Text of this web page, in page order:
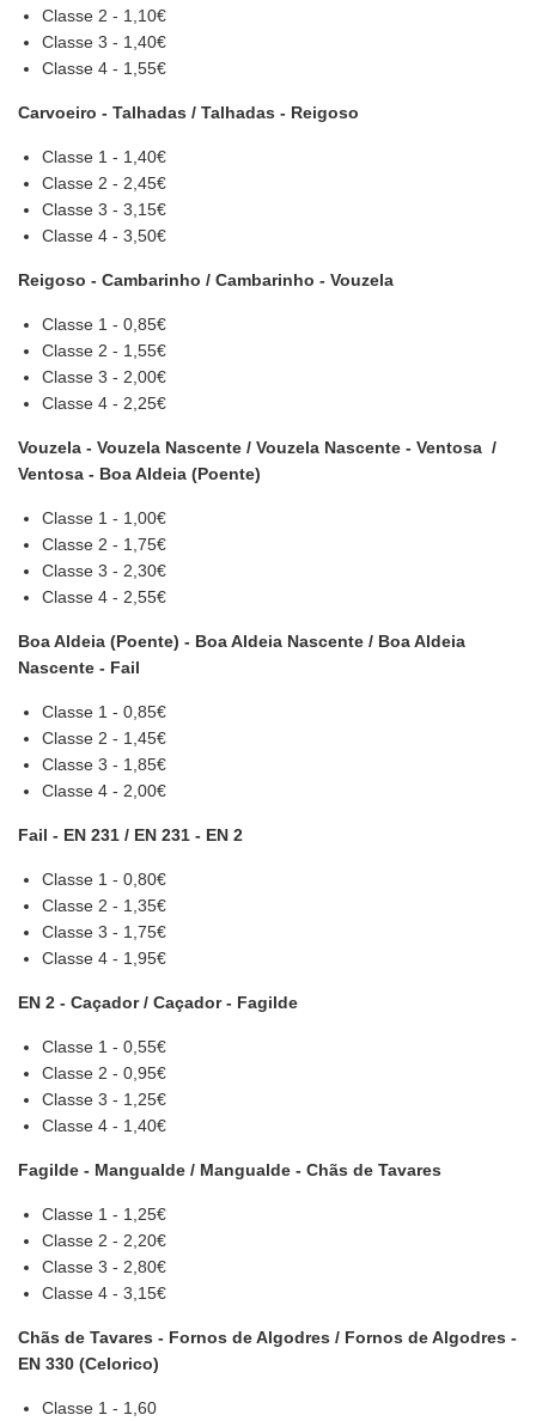
Classe 2 - 1,10€
Classe 3 - 1,40€
Classe 4 - 1,55€
Carvoeiro - Talhadas / Talhadas - Reigoso
Classe 1 - 1,40€
Classe 2 - 2,45€
Classe 3 - 3,15€
Classe 4 - 3,50€
Reigoso - Cambarinho / Cambarinho - Vouzela
Classe 1 - 0,85€
Classe 2 - 1,55€
Classe 3 - 2,00€
Classe 4 - 2,25€
Vouzela - Vouzela Nascente / Vouzela Nascente - Ventosa /
Ventosa - Boa Aldeia (Poente)
Classe 1 - 1,00€
Classe 2 - 1,75€
Classe 3 - 2,30€
Classe 4 - 2,55€
Boa Aldeia (Poente) - Boa Aldeia Nascente / Boa Aldeia
Nascente - Fail
Classe 1 - 0,85€
Classe 2 - 1,45€
Classe 3 - 1,85€
Classe 4 - 2,00€
Fail - EN 231 / EN 231 - EN 2
Classe 1 - 0,80€
Classe 2 - 1,35€
Classe 3 - 1,75€
Classe 4 - 1,95€
EN 2 - Caçador / Caçador - Fagilde
Classe 1 - 0,55€
Classe 2 - 0,95€
Classe 3 - 1,25€
Classe 4 - 1,40€
Fagilde - Mangualde / Mangualde - Chãs de Tavares
Classe 1 - 1,25€
Classe 2 - 2,20€
Classe 3 - 2,80€
Classe 4 - 3,15€
Chãs de Tavares - Fornos de Algodres / Fornos de Algodres -
EN 330 (Celorico)
Classe 1 - 1,60